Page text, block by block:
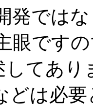
発では
眼です
してあ
どは必